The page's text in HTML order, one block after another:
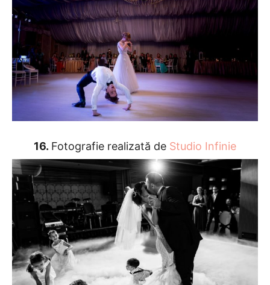
16. Fotografie realizată de Studio Infinie